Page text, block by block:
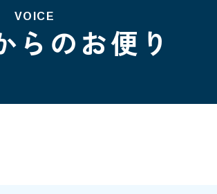
VOICE
らのお便り